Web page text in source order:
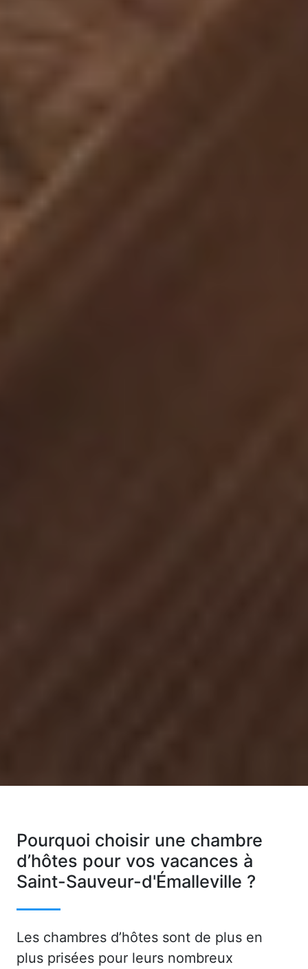
Pourquoi choisir une chambre
d’hôtes pour vos vacances à
Saint-Sauveur-d'Émalleville ?
Les chambres d’hôtes sont de plus en
plus prisées pour leurs nombreux